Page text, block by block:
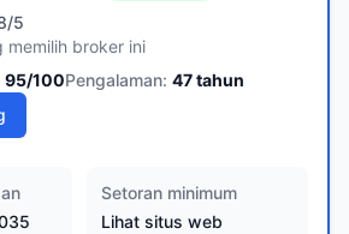
/5
broker ini
95/100Pengalaman: 47tahun
Setoran minimum
Lihat situs web